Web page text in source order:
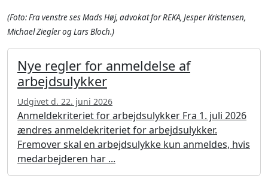
(Foto: Fra venstre ses Mads Høj, advokat for REKA, Jesper Kristensen,
Michael Ziegler og Lars Bloch.)
Nye regler for anmeldelse af
arbejdsulykker
Udgivet d. 22. juni 2026
Anmeldekriteriet for arbejdsulykker Fra 1. juli 2026
ændres anmeldekriteriet for arbejdsulykker.
Fremover skal en arbejdsulykke kun anmeldes, hvis
medarbejderen har ...